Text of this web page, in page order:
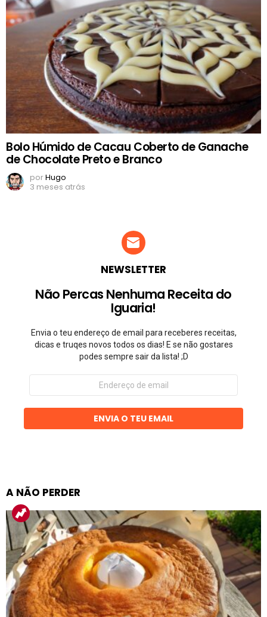
Bolo Húmido de Cacau Coberto de Ganache
de Chocolate Preto e Branco
porHugo
3 meses atrás
NEWSLETTER
Não Percas Nenhuma Receita do
Iguaria!
Envia o teu endereço de email para receberes receitas,
dicas e truqes novos todos os dias! E se não gostares
podes sempre sair da lista! ;D
Endereço
email
ENVIA O TEU EMAIL
A NÃO PERDER